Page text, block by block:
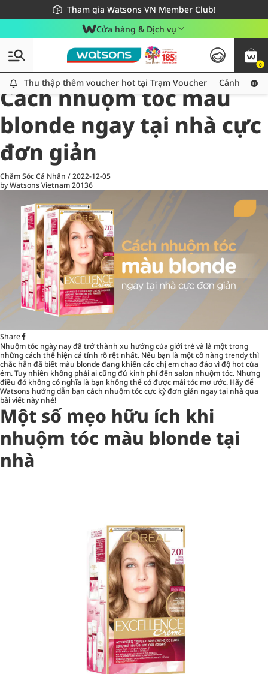
Tham gia Watsons VN Member Club!
Miễn phí giao hàng cho đơn hàng từ 249,000Đ
Giao hàng nhanh 24h - Áp dụng khu vực TP. Hồ Chí Minh
Cửa hàng & Dịch vụ
0
Thu thập thêm voucher hot tại Trạm Voucher
Thu thập thêm voucher hot tại Trạm Voucher Cảnh báo
All
Chăm Sóc Cá Nhân
Cách nhuộm tóc màu
blonde ngay tại nhà cực
đơn giản
Chăm Sóc Cá Nhân /2022-12-05
by Watsons Vietnam20136
Share
Nhuộm tóc ngày nay đã trở thành xu hướng của giới trẻ và là một trong
những cách thể hiện cá tính rõ rệt nhất. Nếu bạn là một cô nàng trendy thì
chắc hẳn đã biết màu blonde đang khiến các chị em chao đảo vì độ hot của
ẻm. Tuy nhiên không phải ai cũng đủ kinh phí đến salon nhuộm tóc. Nhưng
điều đó không có nghĩa là bạn không thể có được mái tóc mơ ước. Hãy để
Watsons hướng dẫn bạn cách nhuộm tóc cực kỳ đơn giản ngay tại nhà qua
bài viết này nhé!
Một số mẹo hữu ích khi
nhuộm tóc màu blonde tại
nhà